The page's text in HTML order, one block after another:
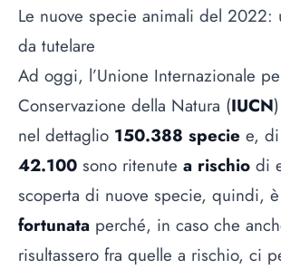
Le nuove specie animali del 2022:
da tutelare
Ad oggi, l’Unione Internazionale
Conservazione della Natura (IUCN
nel dettaglio 150.388 specie e,
42.100 sono ritenute a rischio di
scoperta di nuove specie, quindi,
fortunata perché, in caso che
risultassero fra quelle a rischio, ci